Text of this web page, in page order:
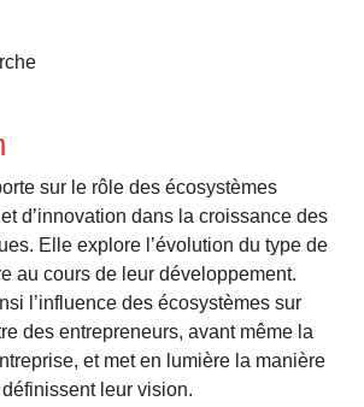
sur le rôle des écosystèmes
d’innovation dans la croissance des
Elle explore l’évolution du type de
au cours de leur développement.
l’influence des écosystèmes sur
des entrepreneurs, avant même la
et met en lumière la manière
leur vision.